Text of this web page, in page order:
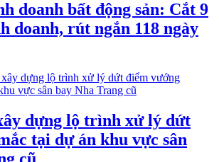
doanh bất động sản: Cắt 9
doanh, rút ngắn 118 ngày
dựng lộ trình xử lý dứt
tại dự án khu vực sân